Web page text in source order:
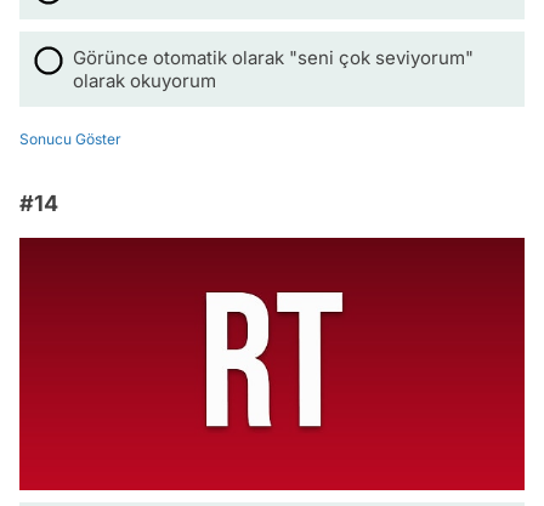
Görünce otomatik olarak "seni çok seviyorum"
olarak okuyorum
Sonucu Göster
#14